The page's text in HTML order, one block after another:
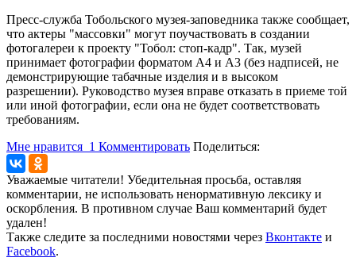
Пресс-служба Тобольского музея-заповедника также сообщает,
что актеры "массовки" могут поучаствовать в создании
фотогалереи к проекту "Тобол: стоп-кадр". Так, музей
принимает фотографии форматом А4 и А3 (без надписей, не
демонстрирующие табачные изделия и в высоком
разрешении). Руководство музея вправе отказать в приеме той
или иной фотографии, если она не будет соответствовать
требованиям.
Мне нравится 1 Комментировать Поделиться:
Уважаемые читатели! Убедительная просьба, оставляя
комментарии, не использовать ненормативную лексику и
оскорбления. В противном случае Ваш комментарий будет
удален!
Также следите за последними новостями через Вконтакте и
Facebook.